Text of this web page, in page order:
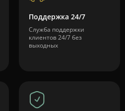
Поддержка 24/7
Служба поддержки
клиентов 24/7 без
выходных